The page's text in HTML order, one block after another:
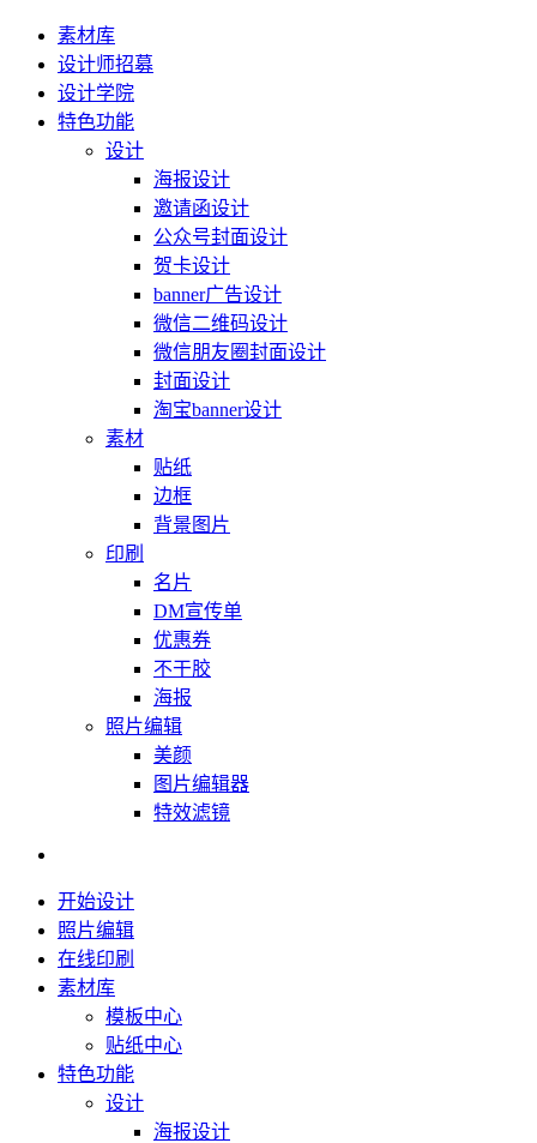
素材库
设计师招募
设计学院
特色功能
设计
海报设计
邀请函设计
公众号封面设计
贺卡设计
banner广告设计
微信二维码设计
微信朋友圈封面设计
封面设计
淘宝banner设计
素材
贴纸
边框
背景图片
印刷
名片
DM宣传单
优惠券
不干胶
海报
照片编辑
美颜
图片编辑器
特效滤镜
开始设计
照片编辑
在线印刷
素材库
模板中心
贴纸中心
特色功能
设计
海报设计